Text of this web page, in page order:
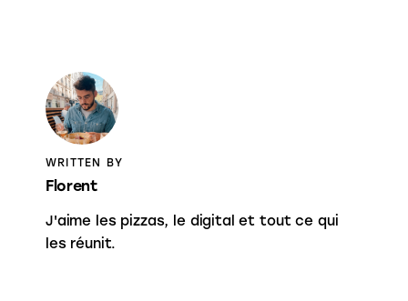
WRITTEN BY
Florent
J'aime les pizzas, le digital et tout ce qui
les réunit.